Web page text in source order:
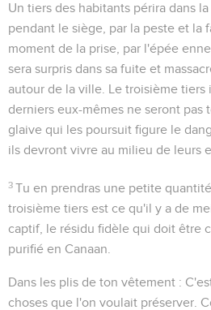
Un tiers des habitants périra dans
pendant le siège, par la peste et la
moment de la prise, par l'épée
sera surpris dans sa fuite et
autour de la ville. Le troisième tiers
derniers eux-mêmes ne seront pas
glaive qui les poursuit figure le
ils devront vivre au milieu de leurs
3 Tu en prendras une petite quantité
troisième tiers est ce qu'il y a de
captif, le résidu fidèle qui doit être
purifié en Canaan.
Dans les plis de ton vêtement :
choses que l'on voulait préserver.